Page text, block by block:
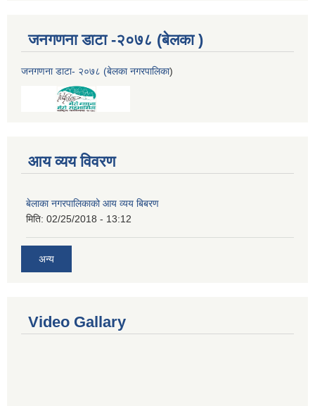
जनगणना डाटा -२०७८ (बेलका )
जनगणना डाटा- २०७८ (बेलका नगरपालिका)
आय व्यय विवरण
बेलाका नगरपालिकाको आय व्यय बिबरण
मिति: 02/25/2018 - 13:12
अन्य
Video Gallary